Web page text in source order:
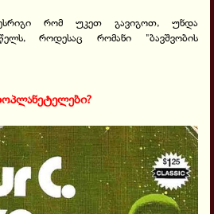
რომ უკეთ გავიგოთ, უნდა
როდესაც რომანი "ბავშვობის